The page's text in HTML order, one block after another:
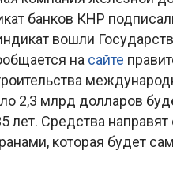
банков КНР
вошли
на сайте
2,3 млрд долларов
лет. Средства
которая будет